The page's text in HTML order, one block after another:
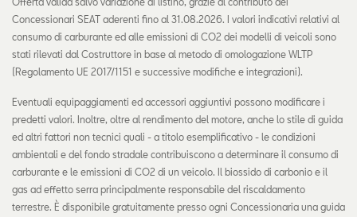
Concessionari SEAT aderenti fino al 31.08.2026. I valori indicativi relativi al
consumo di carburante ed alle emissioni di CO2 dei modelli di veicoli sono
stati rilevati dal Costruttore in base al metodo di omologazione WLTP
(Regolamento UE 2017/1151 e successive modifiche e integrazioni).
Eventuali equipaggiamenti ed accessori aggiuntivi possono modificare i
predetti valori. Inoltre, oltre al rendimento del motore, anche lo stile di guida
ed altri fattori non tecnici quali - a titolo esemplificativo - le condizioni
ambientali e del fondo stradale contribuiscono a determinare il consumo di
carburante e le emissioni di CO2 di un veicolo. Il biossido di carbonio e il
gas ad effetto serra principalmente responsabile del riscaldamento
terrestre. È disponibile gratuitamente presso ogni Concessionaria una guida